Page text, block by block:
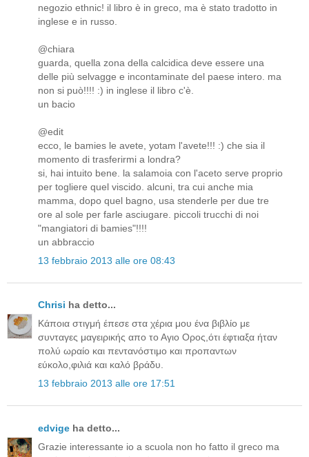
negozio ethnic! il libro è in greco, ma è stato tradotto in
inglese e in russo.
@chiara
guarda, quella zona della calcidica deve essere una
delle più selvagge e incontaminate del paese intero. ma
non si può!!!! :) in inglese il libro c'è.
un bacio
@edit
ecco, le bamies le avete, yotam l'avete!!! :) che sia il
momento di trasferirmi a londra?
si, hai intuito bene. la salamoia con l'aceto serve proprio
per togliere quel viscido. alcuni, tra cui anche mia
mamma, dopo quel bagno, usa stenderle per due tre
ore al sole per farle asciugare. piccoli trucchi di noi
"mangiatori di bamies"!!!!
un abbraccio
13 febbraio 2013 alle ore 08:43
Chrisi ha detto...
Κάποια στιγμή έπεσε στα χέρια μου ένα βιβλίο με
συνταγες μαγειρικής απο το Αγιο Ορος,ότι έφτιαξα ήταν
πολύ ωραίο και πεντανόστιμο και προπαντων
εύκολο,φιλιά και καλό βράδυ.
13 febbraio 2013 alle ore 17:51
edvige ha detto...
Grazie interessante io a scuola non ho fatto il greco ma